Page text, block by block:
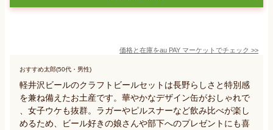
価格と在庫をau PAY マーケット でチェック >>
おすすめ太郎(50代・男性)
軽井沢ビールのクラフトビールセットは長野らしさと特別感
を兼ね備えたお土産です。華やかなデザイン缶がおしゃれで
、女子ウケも抜群。ラガーやピルスナーなど飲み比べが楽し
めるため、ビール好きの娘さんや部下へのプレゼントにも喜